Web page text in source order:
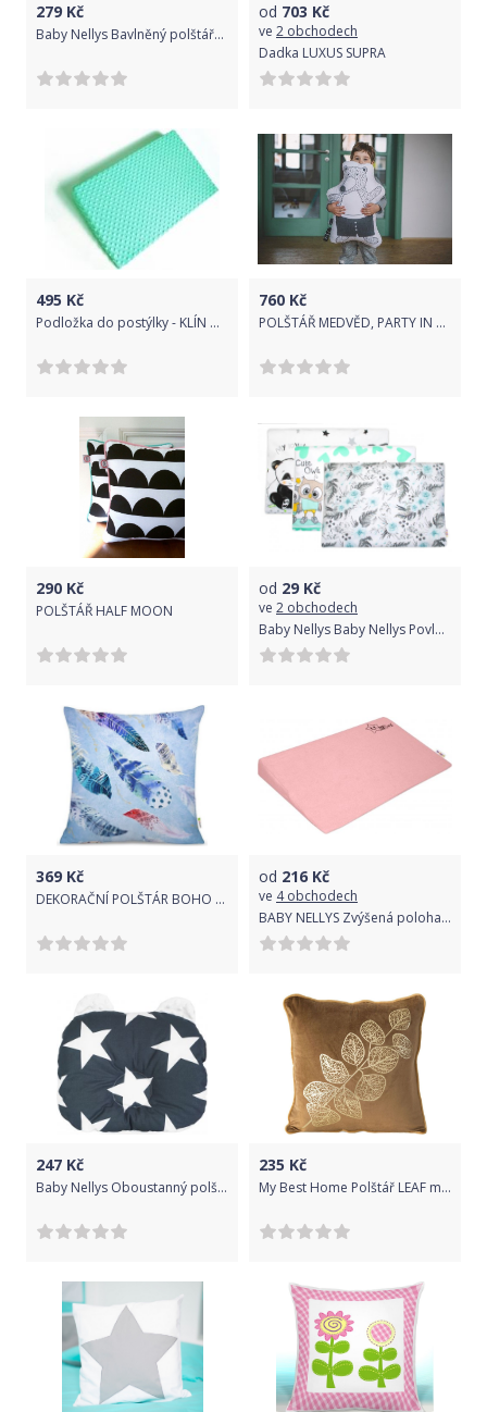
279 Kč
Baby Nellys Bavlněný polštářek s minky Teddy, COTTON premium
od 703 Kč
ve 2 obchodech
Dadka LUXUS SUPRA
495 Kč
Podložka do postýlky - KLÍN MINKY mátový - BabyNellys
760 Kč
POLŠTÁŘ MEDVĚD, PARTY IN THE WOODS
290 Kč
POLŠTÁŘ HALF MOON
od 29 Kč
ve 2 obchodech
Baby Nellys Baby Nellys Povlak na polštářek 40x40cm, mix vzorů - neutrální barvy - 1 ks
369 Kč
DEKORAČNÍ POLŠTÁR BOHO PÍRKA 02
od 216 Kč
ve 4 obchodech
BABY NELLYS Zvýšená poloha/klín - růžový
247 Kč
Baby Nellys Oboustanný polštářek s oušky, 30x35cm - Hvězdy,minky bílá
235 Kč
My Best Home Polštář LEAF medová 45x45 cm